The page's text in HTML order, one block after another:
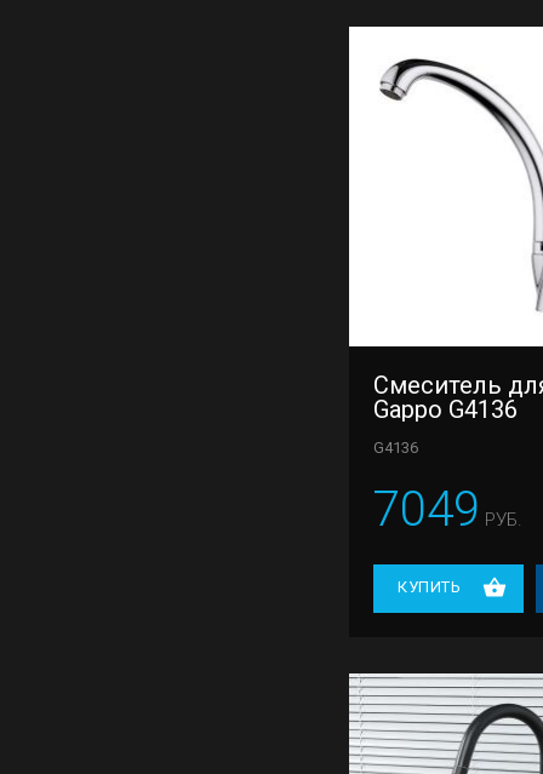
Смеситель
Gappo G4136
G4136
7049 РУБ.
КУПИТЬ